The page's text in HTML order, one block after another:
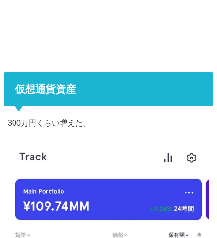
仮想通貨資産
300万円くらい増えた。